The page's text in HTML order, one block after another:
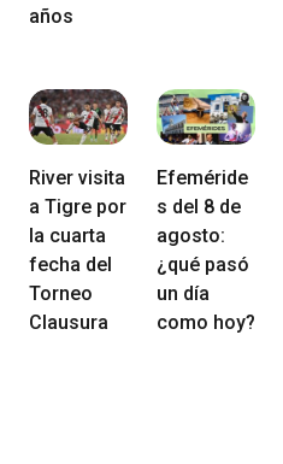
años
River visita
a Tigre por
la cuarta
fecha del
Torneo
Clausura
Efeméride
s del 8 de
agosto:
¿qué pasó
un día
como hoy?